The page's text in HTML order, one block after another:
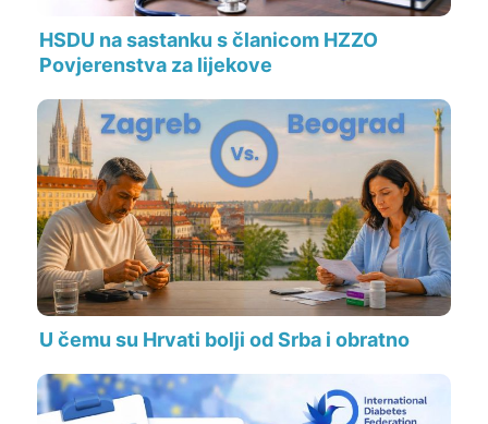
HSDU na sastanku s članicom HZZO
Povjerenstva za lijekove
U čemu su Hrvati bolji od Srba i obratno